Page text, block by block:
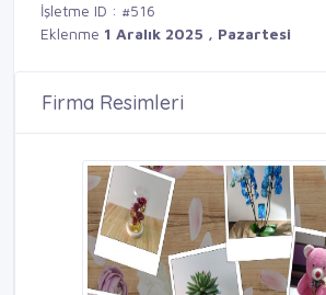
İşletme ID : #516
Eklenme 1 Aralık 2025 , Pazartesi
Firma Resimleri